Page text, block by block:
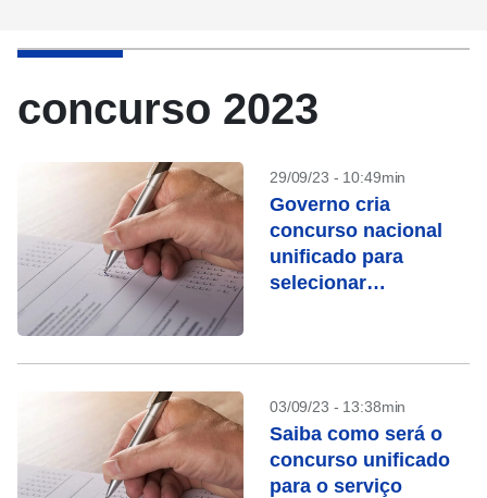
concurso 2023
29/09/23 - 10:49min
Governo cria
concurso nacional
unificado para
selecionar
03/09/23 - 13:38min
Saiba como será o
concurso unificado
para o serviço